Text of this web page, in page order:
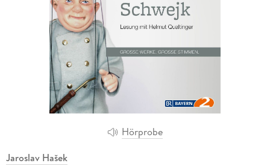
Hörprobe
Jaroslav Hašek